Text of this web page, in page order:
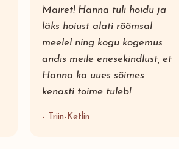
Mairet! Hanna tuli hoidu ja
läks hoiust alati rõõmsal
meelel ning kogu kogemus
andis meile enesekindlust, et
Hanna ka uues sõimes
kenasti toime tuleb!
- Triin-Ketlin